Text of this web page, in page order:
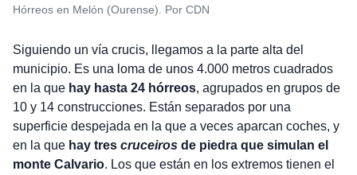
Hórreos en Melón (Ourense). Por CDN
Siguiendo un vía crucis, llegamos a la parte alta del
municipio. Es una loma de unos 4.000 metros cuadrados
en la que hay hasta 24 hórreos, agrupados en grupos de
10 y 14 construcciones. Están separados por una
superficie despejada en la que a veces aparcan coches, y
en la que hay tres cruceirosde piedra que simulan el
monte Calvario. Los que están en los extremos tienen el